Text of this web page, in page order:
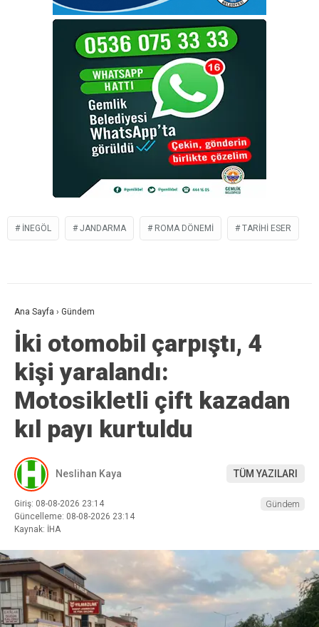
İNEGÖL JANDARMA ROMA DÖNEMI TARIHI ESER
Ana Sayfa › Gündem
İki otomobil çarpıştı, 4
kişi yaralandı:
Motosikletli çift kazadan
kıl payı kurtuldu
Neslihan Kaya TÜM YAZILARI
Giriş: 08-08-2026 23:14
Güncelleme: 08-08-2026 23:14
Kaynak: İHA
Gündem